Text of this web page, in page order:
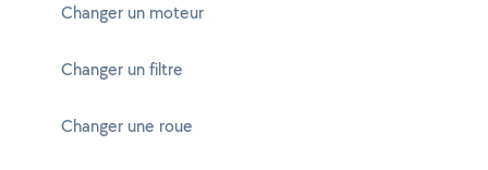
Changer un moteur
Changer un filtre
Changer une roue